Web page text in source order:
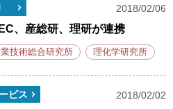
2018/02/06
、産総研、理研が連携
技術総合研究所 理化学研究所
ビス 2018/02/02